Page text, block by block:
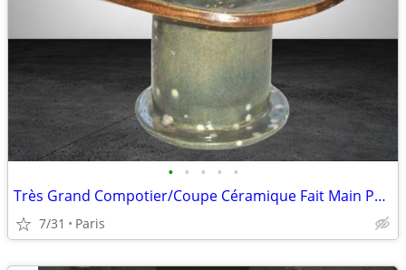
• • • • •
Très Grand Compotier/Coupe Céramique Fait Main Par Artiste
7/31 Paris